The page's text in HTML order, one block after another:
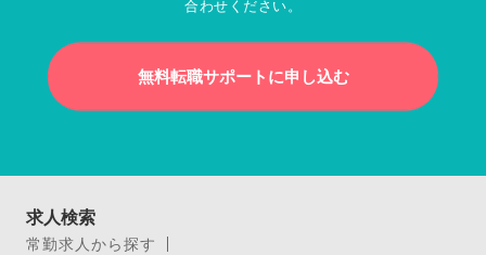
合わせください。
無料転職サポートに申し込む
求人検索
常勤求人から探す